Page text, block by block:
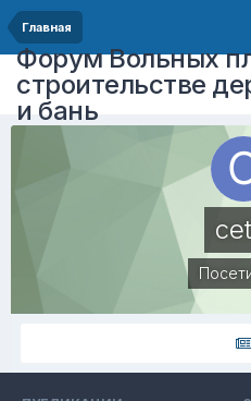
Главная
Форум Вольных
строительстве
и бань